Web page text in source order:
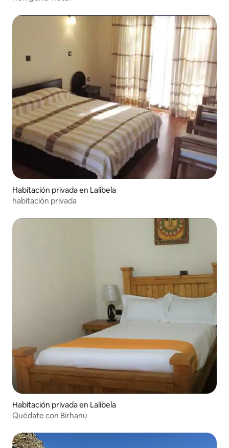
Habitación privada en Lalibela
habitación privada
Habitación privada en Lalibela
Quédate con Birhanu